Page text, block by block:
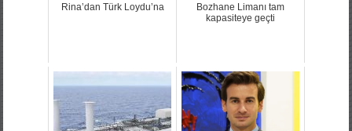
Rina’dan Türk Loydu’na
Bozhane Limanı tam
kapasiteye geçti